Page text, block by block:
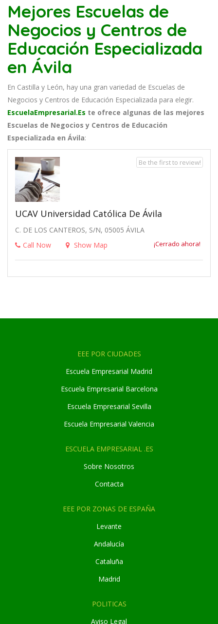
Mejores Escuelas de
Negocios y Centros de
Educación Especializada
en Ávila
En Castilla y León, hay una gran variedad de Escuelas de
Negocios y Centros de Educación Especializada para elegir.
EscuelaEmpresarial.Es te ofrece algunas de las mejores
Escuelas de Negocios y Centros de Educación
Especializada en Ávila:
UCAV Universidad Católica De Ávila
C. DE LOS CANTEROS, S/N, 05005 ÁVILA
Call Now
Show Map ¡Cerrado ahora!
Be the first to review!
EEE POR CIUDADES
Escuela Empresarial Madrid
Escuela Empresarial Barcelona
Escuela Empresarial Sevilla
Escuela Empresarial Valencia
ESCUELA EMPRESARIAL .ES
Sobre Nosotros
Contacta
EEE POR ZONAS DE ESPAÑA
Levante
Andalucía
Cataluña
Madrid
POLITICAS
Aviso Legal